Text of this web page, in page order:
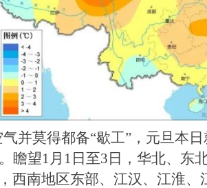
并莫得都备“歇工”，元旦本
瞻望1月1日至3日，华北、东
西南地区东部、江汉、江淮、